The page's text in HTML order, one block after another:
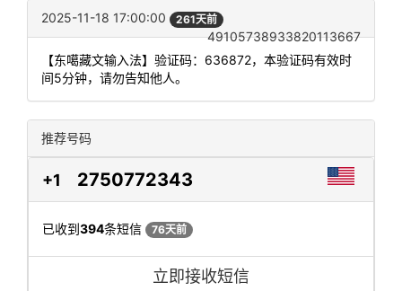
2025-11-18 17:00:00 261天前
49105738933820113667
【东噶藏文输入法】验证码：636872，本验证码有效时
间5分钟，请勿告知他人。
推荐号码
+1 2750772343
已收到394条短信 76天前
立即接收短信